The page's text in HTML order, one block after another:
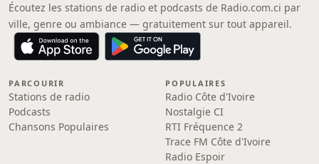
Écoutez les stations de radio et podcasts de Radio.com.ci par
ville, genre ou ambiance — gratuitement sur tout appareil.
PARCOURIR
Stations de radio
Podcasts
Chansons Populaires
POPULAIRES
Radio Côte d'Ivoire
Nostalgie CI
RTI Fréquence 2
Trace FM Côte d'Ivoire
Radio Espoir